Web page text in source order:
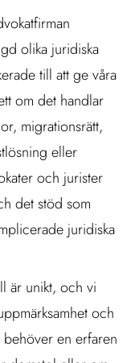
olika juridiska
till att ge våra
om det handlar
migrationsrätt,
eller
och jurister
det stöd som
juridiska
är unikt, och vi
och
en erfaren